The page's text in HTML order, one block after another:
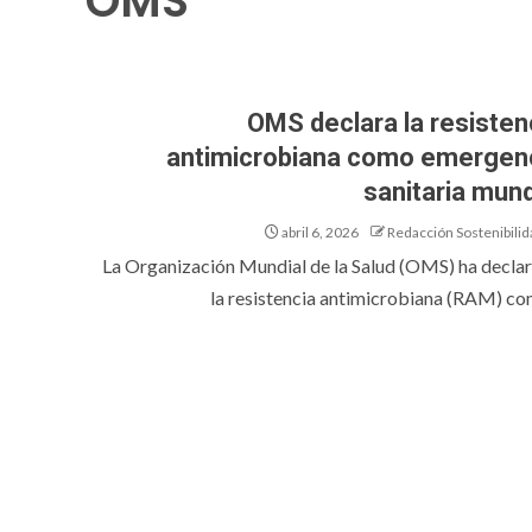
OMS declara la
antimicrobiana como
sanitaria
abril 6, 2026 Redacción
La Organización Mundial de la Salud (OMS) ha
la resistencia antimicrobiana (RAM)